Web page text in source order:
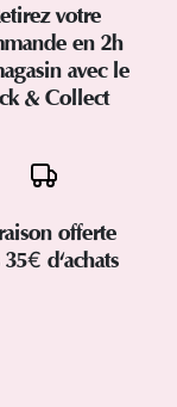
votre
en 2h
avec le
& Collect
offerte
35€ d'achats